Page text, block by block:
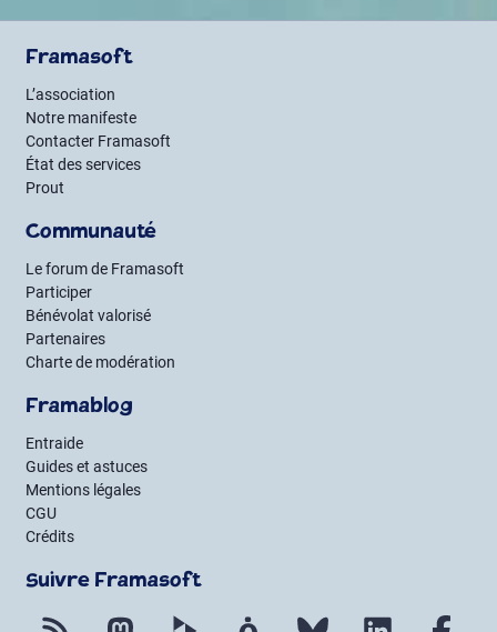
Framasoft
L’association
Notre manifeste
Contacter Framasoft
État des services
Prout
Communauté
Le forum de Framasoft
Participer
Bénévolat valorisé
Partenaires
Charte de modération
Framablog
Entraide
Guides et astuces
Mentions légales
CGU
Crédits
Suivre Framasoft
Flux RSS Mastodon PeerTube Mobilizon Bluesky LinkedIn